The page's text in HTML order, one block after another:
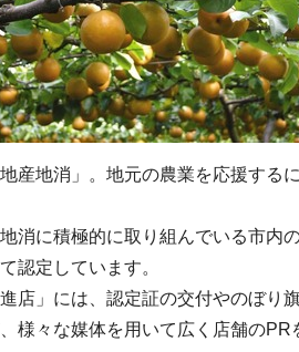
産地消」。地元の農業を応援する
消に積極的に取り組んでいる市内
認定しています。
」には、認定証の交付やのぼり
様々な媒体を用いて広く店舗のPR